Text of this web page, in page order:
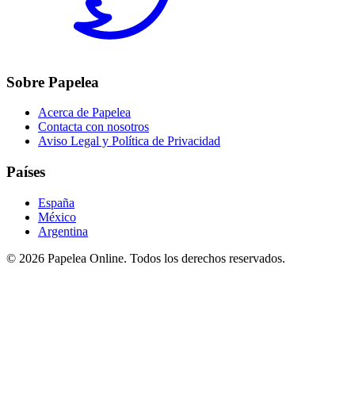
Sobre Papelea
Acerca de Papelea
Contacta con nosotros
Aviso Legal y Política de Privacidad
Países
España
México
Argentina
© 2026 Papelea Online. Todos los derechos reservados.